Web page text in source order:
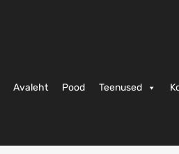
Avaleht Pood Teenused